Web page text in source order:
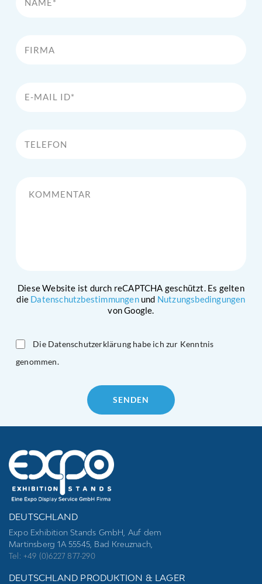
Diese Website ist durch reCAPTCHA geschützt. Es gelten
die Datenschutzbestimmungenund Nutzungsbedingungen
von Google.
Die Datenschutzerklärung habe ich zur Kenntnis
genommen.
empty.
DEUTSCHLAND
Expo Exhibition Stands GmbH, Auf dem
Martinsberg 1A 55545, Bad Kreuznach,
Tel: +49 (0)6227 877-290
DEUTSCHLAND PRODUKTION & LAGER